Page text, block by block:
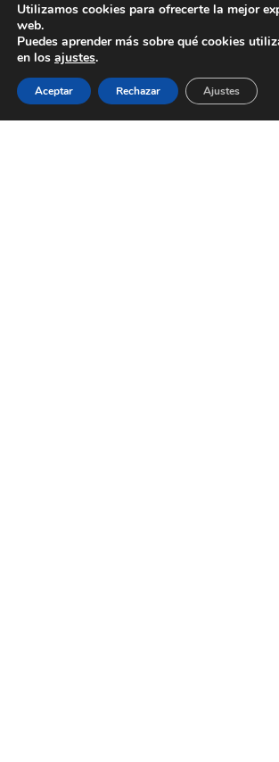
Utilizamos cookies para ofrecerte la mejor
web.
Puedes aprender más sobre qué cookies
en los ajustes.
Aceptar Rechazar Ajustes